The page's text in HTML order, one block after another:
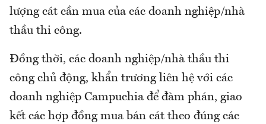
lượng cát cần mua của các doanh nghiệp/nhà
thầu thi công.
Đồng thời, các doanh nghiệp/nhà thầu thi
công chủ động, khẩn trương liên hệ với các
doanh nghiệp Campuchia để đàm phán, giao
kết các hợp đồng mua bán cát theo đúng các